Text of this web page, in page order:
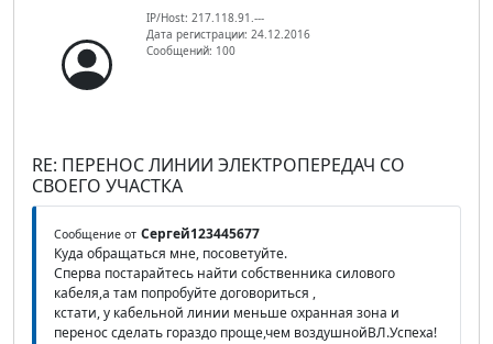
IP/Host: 217.118.91.---
Дата регистрации: 24.12.2016
Сообщений: 100
RE: ПЕРЕНОС ЛИНИИ ЭЛЕКТРОПЕРЕДАЧ СО
СВОЕГО УЧАСТКА
Сообщение от Сергей123445677
Куда обращаться мне, посоветуйте.
Сперва постарайтесь найти собственника силового
кабеля,а там попробуйте договориться ,
кстати, у кабельной линии меньше охранная зона и
перенос сделать гораздо проще,чем воздушнойВЛ.Успеха!